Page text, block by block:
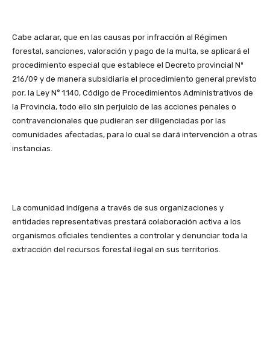
Cabe aclarar, que en las causas por infracción al Régimen
forestal, sanciones, valoración y pago de la multa, se aplicará el
procedimiento especial que establece el Decreto provincial Nº
216/09 y de manera subsidiaria el procedimiento general previsto
por, la Ley N° 1.140, Código de Procedimientos Administrativos de
la Provincia, todo ello sin perjuicio de las acciones penales o
contravencionales que pudieran ser diligenciadas por las
comunidades afectadas, para lo cual se dará intervención a otras
instancias.
La comunidad indígena a través de sus organizaciones y
entidades representativas prestará colaboración activa a los
organismos oficiales tendientes a controlar y denunciar toda la
extracción del recursos forestal ilegal en sus territorios.